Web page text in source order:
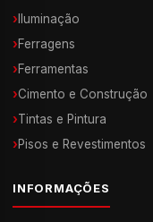
› Iluminação
›Ferragens
›Ferramentas
›Cimento e Construção
›Tintas e Pintura
›Pisos e Revestimentos
INFORMAÇÕES